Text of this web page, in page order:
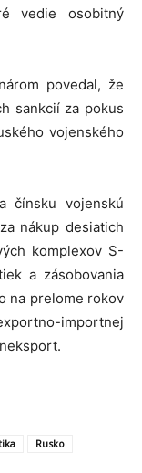
vedie osobitný
povedal, že
sankcií za pokus
vojenského
čínsku vojenskú
nákup desiatich
komplexov S-
a zásobovania
na prelome rokov
importnej
Rusko